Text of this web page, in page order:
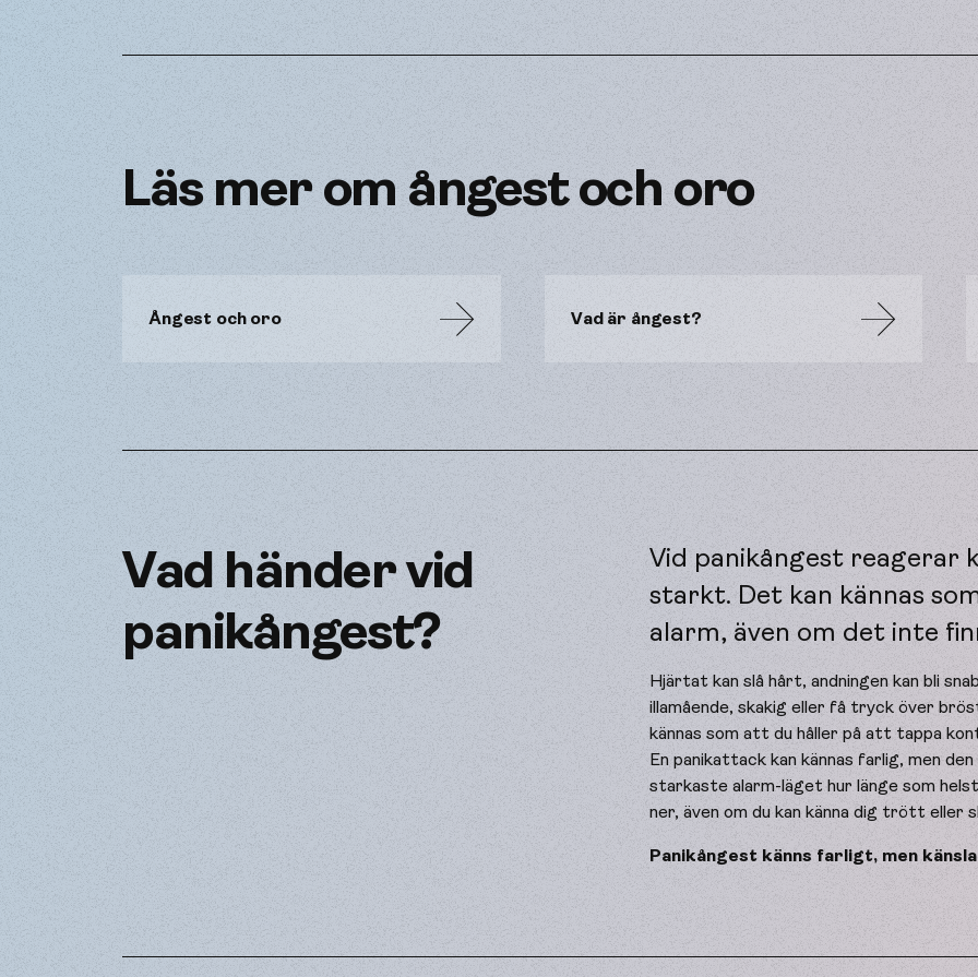
Läs mer om ångest och oro
Ångest och oro Vad är ångest?
Vad händer vid
panikångest?
Vid panikångest reagerar
starkt. Det kan kännas
alarm, även om det inte
Hjärtat kan slå hårt, andningen kan bli
illamående, skakig eller få tryck över
kännas som att du håller på att tappa
En panikattack kan kännas farlig, men
starkaste alarm-läget hur länge som
ner, även om du kan känna dig trött eller
Panikångest känns farligt, men